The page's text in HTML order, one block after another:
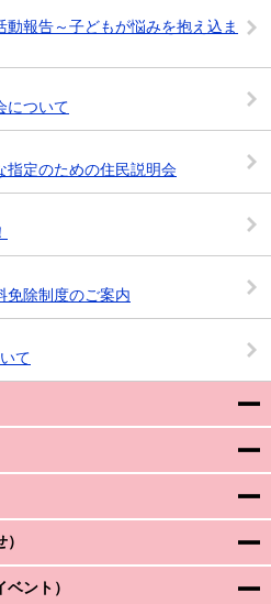
ント）
報告～子どもが悩みを抱え込ま
について
指定のための住民説明会
免除制度のご案内
て